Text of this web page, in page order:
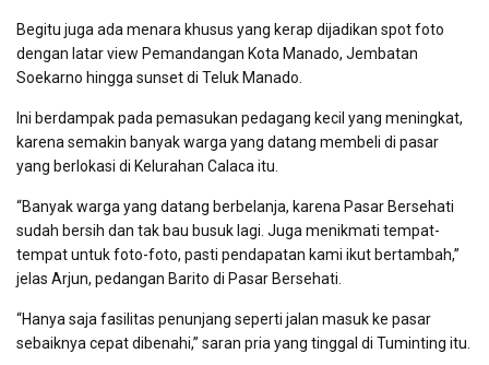
Begitu juga ada menara khusus yang kerap dijadikan spot foto
dengan latar view Pemandangan Kota Manado, Jembatan
Soekarno hingga sunset di Teluk Manado.
Ini berdampak pada pemasukan pedagang kecil yang meningkat,
karena semakin banyak warga yang datang membeli di pasar
yang berlokasi di Kelurahan Calaca itu.
“Banyak warga yang datang berbelanja, karena Pasar Bersehati
sudah bersih dan tak bau busuk lagi. Juga menikmati tempat-
tempat untuk foto-foto, pasti pendapatan kami ikut bertambah,”
jelas Arjun, pedangan Barito di Pasar Bersehati.
“Hanya saja fasilitas penunjang seperti jalan masuk ke pasar
sebaiknya cepat dibenahi,” saran pria yang tinggal di Tuminting itu.